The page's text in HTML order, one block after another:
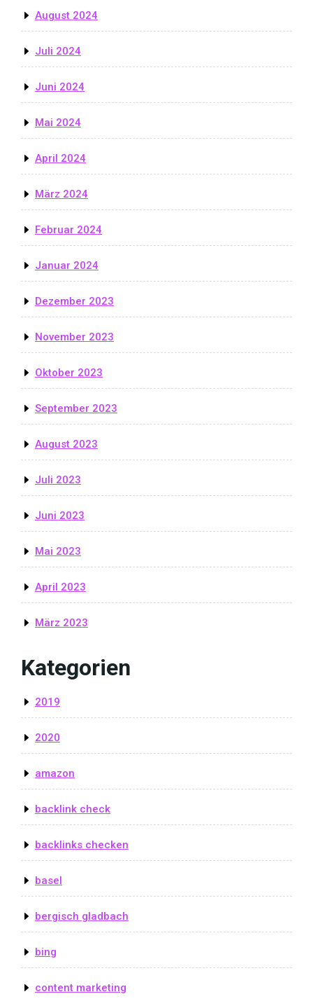
August 2024
Juli 2024
Juni 2024
Mai 2024
April 2024
März 2024
Februar 2024
Januar 2024
Dezember 2023
November 2023
Oktober 2023
September 2023
August 2023
Juli 2023
Juni 2023
Mai 2023
April 2023
März 2023
Kategorien
2019
2020
amazon
backlink check
backlinks checken
basel
bergisch gladbach
bing
content marketing